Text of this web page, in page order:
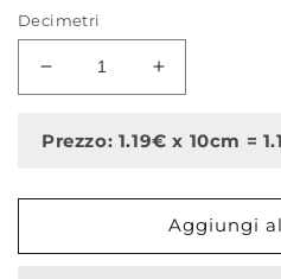
Decimetri
Diminuisci
quantità
Doppia
goffrata
Pavone
Aumenta
quantità
Doppia
goffrata
unito
Pavone
Prezzo: 1.19€ x 10cm =
Aggiungi